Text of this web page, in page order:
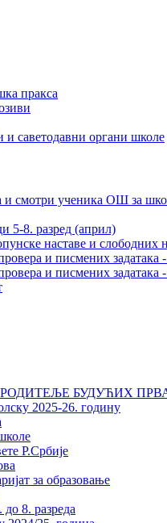
пракса
и саветодавни органи школе
и смотри ученика ОШ за
5-8. разред (април)
наставе и слободних
и писмених задатака
и писмених задатака -
БУДУЋИХ
2025-26. годину
Р.Србије
за образовање
8. разреда